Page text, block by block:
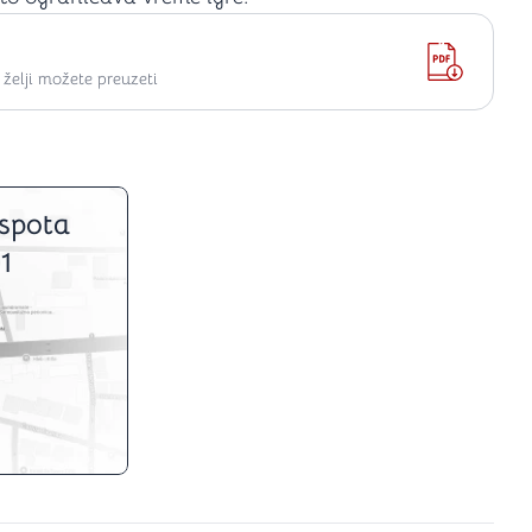
možete preuzeti